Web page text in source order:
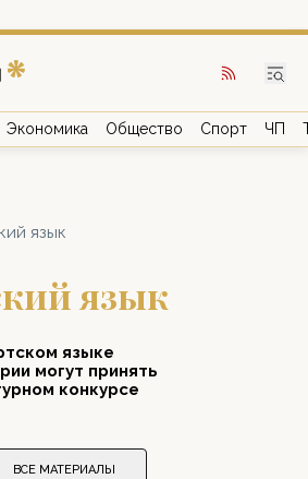
Экономика Общество Спорт ЧП
язык
язык
языке
могут принять
конкурсе
ВСЕ МАТЕРИАЛЫ